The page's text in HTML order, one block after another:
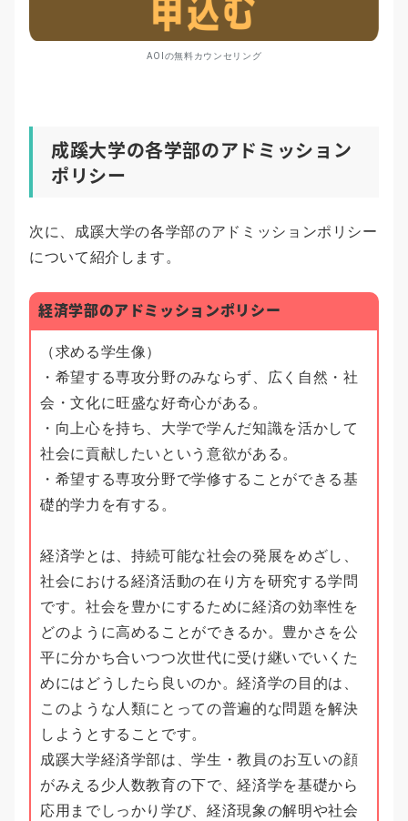
AOIの無料カウンセリング
成蹊大学の各学部のアドミッション
ポリシー
次に、成蹊大学の各学部のアドミッションポリシー
について紹介します。
経済学部のアドミッションポリシー
（求める学生像）
・希望する専攻分野のみならず、広く自然・社
会・文化に旺盛な好奇心がある。
・向上心を持ち、大学で学んだ知識を活かして
社会に貢献したいという意欲がある。
・希望する専攻分野で学修することができる基
礎的学力を有する。
経済学とは、持続可能な社会の発展をめざし、
社会における経済活動の在り方を研究する学問
です。社会を豊かにするために経済の効率性を
どのように高めることができるか。豊かさを公
平に分かち合いつつ次世代に受け継いでいくた
めにはどうしたら良いのか。経済学の目的は、
このような人類にとっての普遍的な問題を解決
しようとすることです。
成蹊大学経済学部は、学生・教員のお互いの顔
がみえる少人数教育の下で、経済学を基礎から
応用までしっかり学び、経済現象の解明や社会